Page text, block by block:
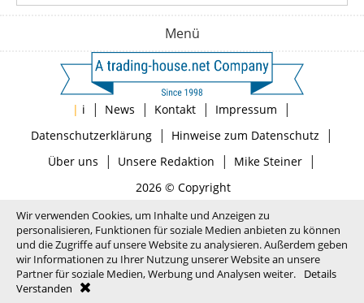
Menü
| i | News | Kontakt | Impressum |
Datenschutzerklärung| Hinweise zum Datenschutz |
Über uns | Unsere Redaktion | Mike Steiner|
2026 © Copyright
Wir verwenden Cookies, um Inhalte und Anzeigen zu
personalisieren, Funktionen für soziale Medien anbieten zu können
und die Zugriffe auf unsere Website zu analysieren. Außerdem geben
wir Informationen zu Ihrer Nutzung unserer Website an unsere
Partner für soziale Medien, Werbung und Analysen weiter.
Details
Verstanden